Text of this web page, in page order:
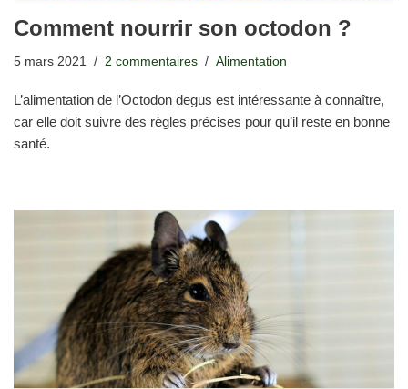
Comment nourrir son octodon ?
5 mars 2021 2 commentaires Alimentation
L’alimentation de l’Octodon degus est intéressante à connaître,
car elle doit suivre des règles précises pour qu’il reste en bonne
santé.